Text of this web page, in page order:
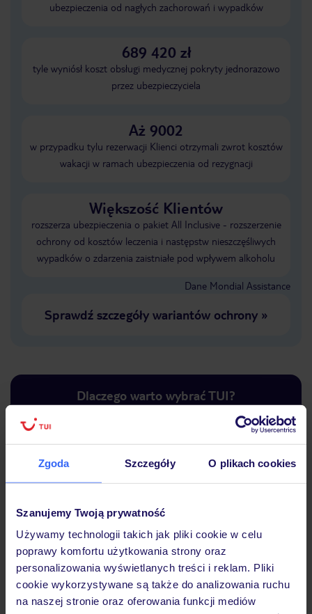
Zgoda Szczegóły O plikach cookies
Szanujemy Twoją prywatność
Używamy technologii takich jak pliki cookie w celu
poprawy komfortu użytkowania strony oraz
personalizowania wyświetlanych treści i reklam. Pliki
cookie wykorzystywane są także do analizowania ruchu
na naszej stronie oraz oferowania funkcji mediów
ubezpieczenia od nagłych zachorowań i wypadków
689 420 zł
tyle wyniósł koszt obsługi medycznej pokryty jednorazowo
przez ubezpieczyciela
Aż 9002
w przypadku tylu rezerwacji Klienci otrzymali zwrot kosztów
wakacji w ramach ubezpieczenia od rezygnacji
Większość Klientów
rozszerza ubezpieczenia o pakiet All Inclusive - rozszerzenie
ochrony od kosztów leczenia i następstw nieszczęśliwych
wypadków o zdarzenia zaistniałe pod wpływem alkoholu
Dane Mondial Assistance
Sprawdź szczegóły wariantów ochrony»
Dlaczego warto wybrać TUI?
Lider niskich cen
Największe biuro
podróży w Polsce
30 lat w
Hotel